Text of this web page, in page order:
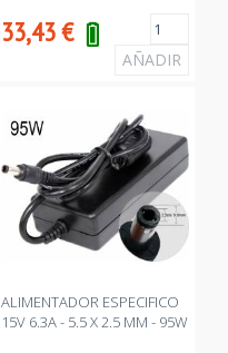
33,43€
ALIMENTADOR ESPECIFICO
15V 6.3A - 5.5 X 2.5 MM - 95W